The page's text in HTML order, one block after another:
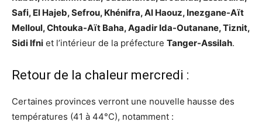
Safi, El Hajeb, Sefrou, Khénifra, Al Haouz, Inezgane-Aït
Melloul, Chtouka-Aït Baha, Agadir Ida-Outanane, Tiznit,
Sidi Ifni et l’intérieur de la préfecture Tanger-Assilah.
Retour de la chaleur mercredi :
Certaines provinces verront une nouvelle hausse des
températures (41 à 44°C), notamment :